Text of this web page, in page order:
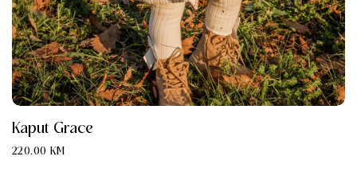
Kaput Grace
220.00 KM